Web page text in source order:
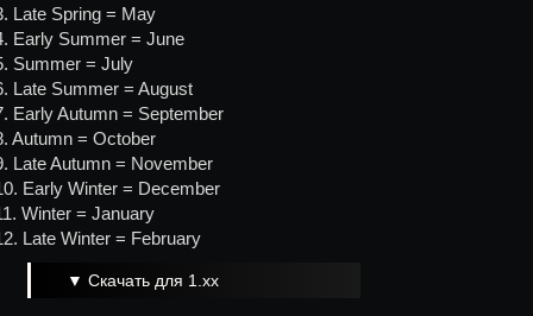
Late Spring = May
Early Summer = June
Summer = July
Late Summer = August
Early Autumn = September
Autumn = October
Late Autumn = November
Early Winter = December
Winter = January
Late Winter = February
▼ Скачать для 1.xх